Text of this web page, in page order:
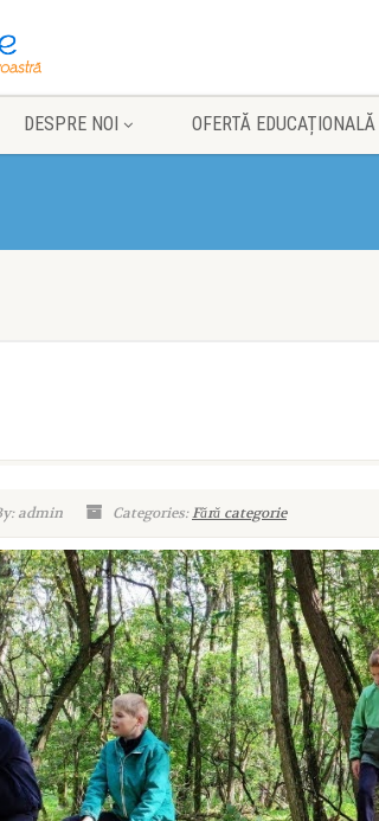
DESPRE NOI OFERTĂ EDUCAȚIONALĂ
admin Categories:Fără categorie